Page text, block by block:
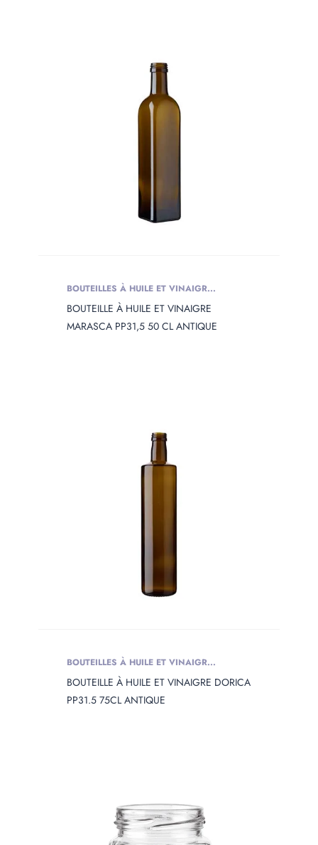
BOUTEILLES À HUILE ET VINAIGR...
BOUTEILLE À HUILE ET VINAIGRE
MARASCA PP31,5 50 CL ANTIQUE
BOUTEILLES À HUILE ET VINAIGR...
BOUTEILLE À HUILE ET VINAIGRE DORICA
PP31.5 75CL ANTIQUE